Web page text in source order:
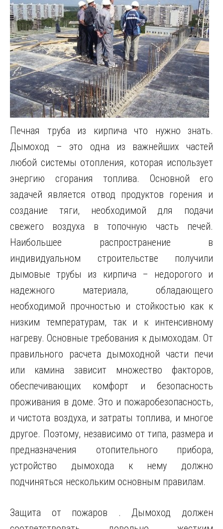
Печная труба из кирпича что нужно знать.
Дымоход – это одна из важнейших частей
любой системы отопления, которая использует
энергию сгорания топлива. Основной его
задачей является отвод продуктов горения и
создание тяги, необходимой для подачи
свежего воздуха в топочную часть печей.
Наибольшее распространение в
индивидуальном строительстве получили
дымовые трубы из кирпича – недорогого и
надежного материала, обладающего
необходимой прочностью и стойкостью как к
низким температурам, так и к интенсивному
нагреву. Основные требования к дымоходам. От
правильного расчета дымоходной части печи
или камина зависит множество факторов,
обеспечивающих комфорт и безопасность
проживания в доме. Это и пожаробезопасность,
и чистота воздуха, и затраты топлива, и многое
другое. Поэтому, независимо от типа, размера и
предназначения отопительного прибора,
устройство дымохода к нему должно
подчиняться нескольким основным правилам.
Защита от пожаров . Дымоход должен